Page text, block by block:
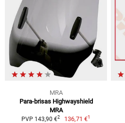
MRA
Para-brisas Highwayshield
MRA
PVP 143,90 €2 136,71 €1